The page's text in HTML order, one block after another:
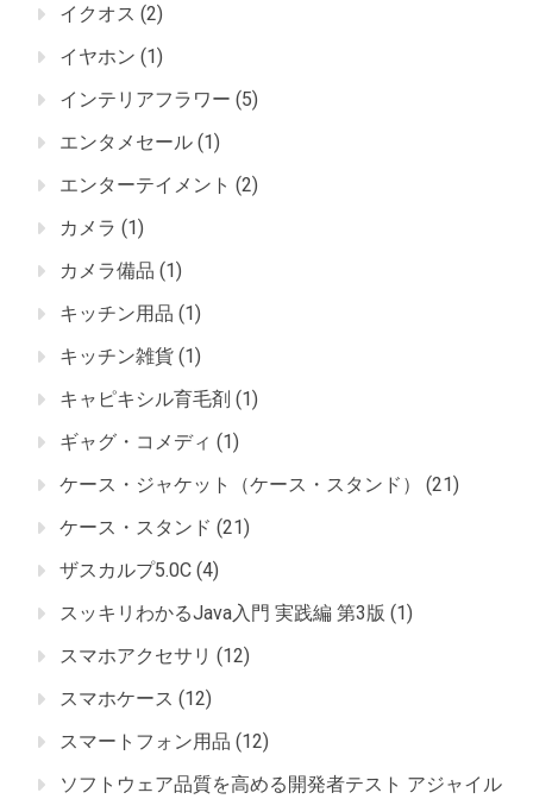
イクオス (2)
イヤホン (1)
インテリアフラワー (5)
エンタメセール (1)
エンターテイメント (2)
カメラ (1)
カメラ備品 (1)
キッチン用品 (1)
キッチン雑貨 (1)
キャピキシル育毛剤 (1)
ギャグ・コメディ (1)
ケース・ジャケット（ケース・スタンド）
(21)
ケース・スタンド (21)
ザスカルプ5.0C (4)
スッキリわかるJava入門 実践編 第3版 (1)
スマホアクセサリ (12)
スマホケース (12)
スマートフォン用品 (12)
ソフトウェア品質を高める開発者テスト アジャイル